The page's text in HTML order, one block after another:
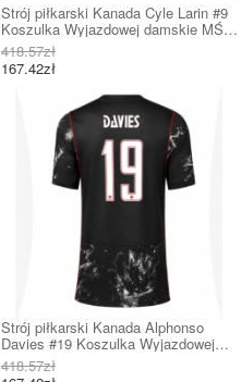
Strój piłkarski Kanada Cyle Larin #9
Koszulka Wyjazdowej damskie MŚ
2026 Krótki Rękaw
418.57zł
167.42zł
Strój piłkarski Kanada Alphonso
Davies #19 Koszulka Wyjazdowej
damskie MŚ 2026 Krótki Rękaw
418.57zł